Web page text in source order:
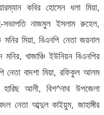
কবির হোসেন ধলা মিয়া,
সভাপতি নাজমুল ইসলাম রুহেল,
মিয়া, বিএনপি নেতা জয়নাল
খাজাঞ্চি ইউনিয়ন বিএনপির
নেতা বাদশা মিয়া, রফিকুল আলম
আলী, বিশ^নাথ উপজেলা
নেতা আব্দুল কাইয়ুম, জাহাঙ্গীর